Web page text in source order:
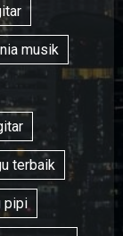
musik
terbaik
pipi